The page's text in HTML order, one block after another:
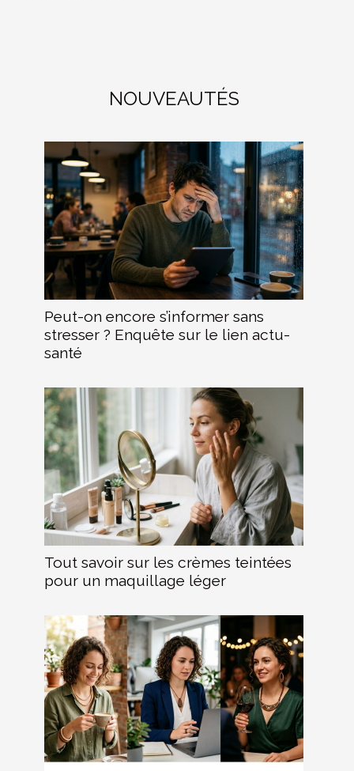
NOUVEAUTÉS
Peut-on encore s’informer sans
stresser ? Enquête sur le lien actu-
santé
Tout savoir sur les crèmes teintées
pour un maquillage léger